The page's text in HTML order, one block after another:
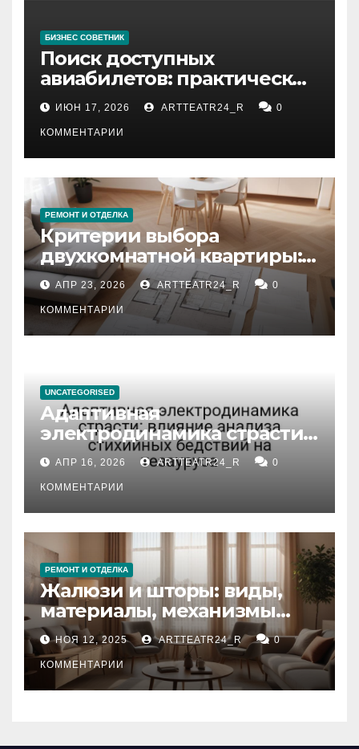
БИЗНЕС СОВЕТНИК
Поиск доступных
авиабилетов: практические
рекомендации
ИЮН 17, 2026 ARTTEATR24_R 0
КОММЕНТАРИИ
РЕМОНТ И ОТДЕЛКА
Критерии выбора
двухкомнатной квартиры:
планировка, площадь,
состояние и документация
АПР 23, 2026 ARTTEATR24_R 0
КОММЕНТАРИИ
UNCATEGORISED
Адаптивная
электродинамика страсти:
влияние анализа
стихийных бедствий на
тезауруса
АПР 16, 2026 ARTTEATR24_R 0
КОММЕНТАРИИ
РЕМОНТ И ОТДЕЛКА
Жалюзи и шторы: виды,
материалы, механизмы
управления и уход
НОЯ 12, 2025 ARTTEATR24_R 0
КОММЕНТАРИИ